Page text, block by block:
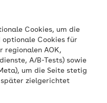
Cookies, um die
optionale Cookies für
regionalen AOK,
A/B-Tests) sowie
um die Seite stetig
später zielgerichtet
und
Gesundheit? Ein